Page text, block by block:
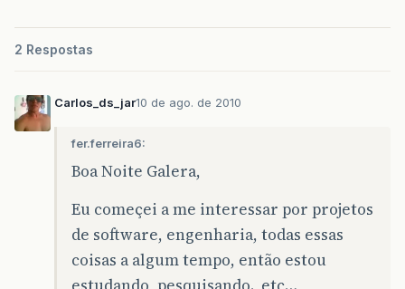
2 Respostas
Carlos_ds_jar10 de ago. de 2010
fer.ferreira6:
Boa Noite Galera,
Eu começei a me interessar por projetos
de software, engenharia, todas essas
coisas a algum tempo, então estou